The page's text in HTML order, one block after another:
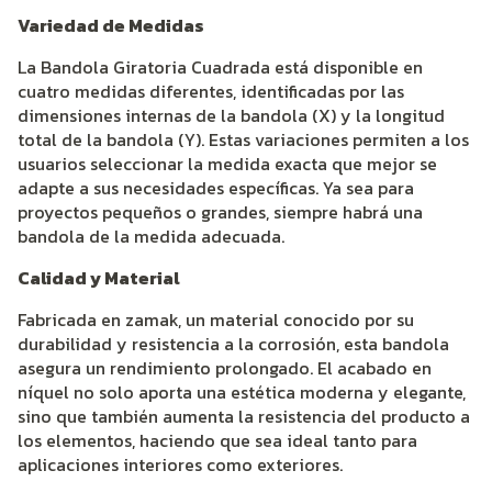
Variedad de Medidas
La Bandola Giratoria Cuadrada está disponible en
cuatro medidas diferentes, identificadas por las
dimensiones internas de la bandola (X) y la longitud
total de la bandola (Y). Estas variaciones permiten a los
usuarios seleccionar la medida exacta que mejor se
adapte a sus necesidades específicas. Ya sea para
proyectos pequeños o grandes, siempre habrá una
bandola de la medida adecuada.
Calidad y Material
Fabricada en zamak, un material conocido por su
durabilidad y resistencia a la corrosión, esta bandola
asegura un rendimiento prolongado. El acabado en
níquel no solo aporta una estética moderna y elegante,
sino que también aumenta la resistencia del producto a
los elementos, haciendo que sea ideal tanto para
aplicaciones interiores como exteriores.